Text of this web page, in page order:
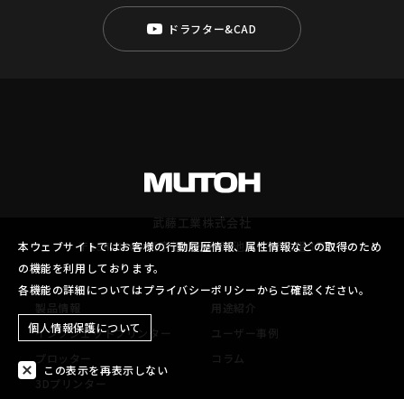
ドラフター&CAD
武藤工業株式会社
〒154-8560 東京都世田谷区池尻3丁目1番3号
製品情報
インクジェットプリンター
プロッター
3Dプリンター
用途紹介
ユーザー事例
コラム
本ウェブサイトではお客様の行動履歴情報、属性情報などの取得のため
の機能を利用しております。
各機能の詳細についてはプライバシーポリシーからご確認ください。
個人情報保護について
この表示を再表示しない